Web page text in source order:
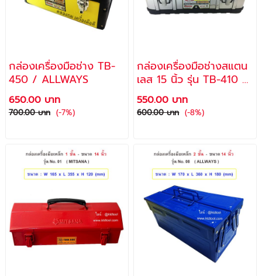
กล่องเครื่องมือช่าง TB-
450 / ALLWAYS
650.00 บาท
700.00 บาท (-7%)
กล่องเครื่องมือช่างสแตน
เลส 15 นิ้ว รุ่น TB-410 /
ALLWAYS
550.00 บาท
600.00 บาท (-8%)